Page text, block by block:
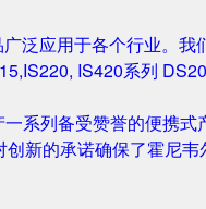
泛应用于各个行业。
IS420系列
系列备受赞誉的便携
新的承诺确保了霍尼